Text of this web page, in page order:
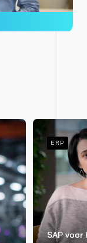
ERP
SAP voor